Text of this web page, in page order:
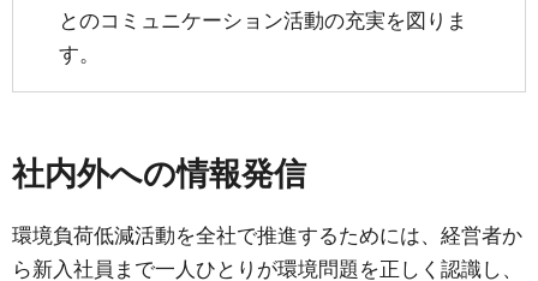
とのコミュニケーション活動の充実を図りま
す。
社内外への情報発信
環境負荷低減活動を全社で推進するためには、経営者か
ら新入社員まで一人ひとりが環境問題を正しく認識し、